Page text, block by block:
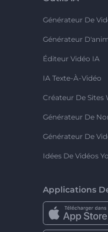
Générateur De
Générateur
Éditeur Vidéo IA
IA Texte-À-Vidéo
Créateur De Sites
Générateur De
Générateur De
Idées De Vidéos
Applications